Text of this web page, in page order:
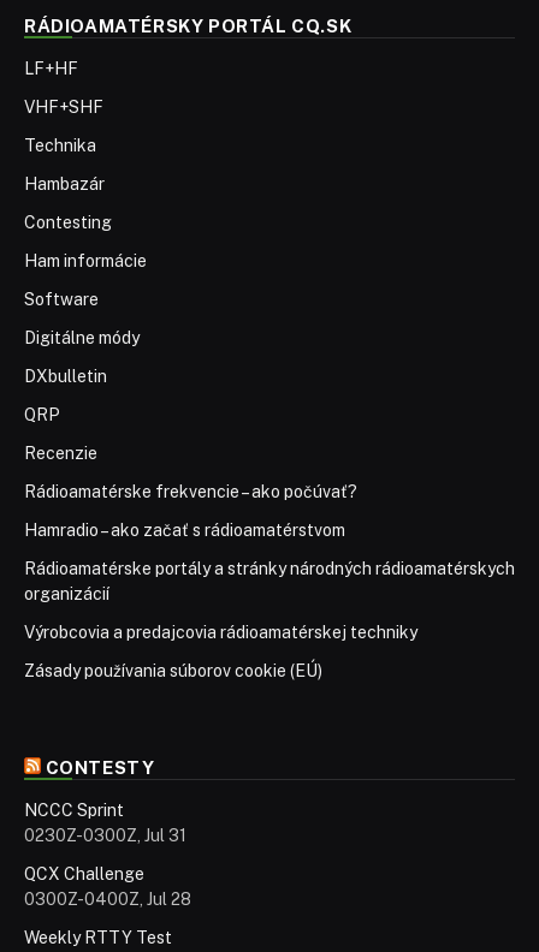
RÁDIOAMATÉRSKY PORTÁL CQ.SK
LF+HF
VHF+SHF
Technika
Hambazár
Contesting
Ham informácie
Software
Digitálne módy
DXbulletin
QRP
Recenzie
Rádioamatérske frekvencie – ako počúvať?
Hamradio – ako začať s rádioamatérstvom
Rádioamatérske portály a stránky národných rádioamatérskych
organizácií
Výrobcovia a predajcovia rádioamatérskej techniky
Zásady používania súborov cookie (EÚ)
CONTESTY
NCCC Sprint
0230Z-0300Z, Jul 31
QCX Challenge
0300Z-0400Z, Jul 28
Weekly RTTY Test